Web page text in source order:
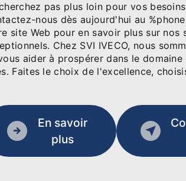
pas plus loin pour vos
nous dès aujourd'hui au
site Web pour en savoir plus sur nos
Chez SVI IVECO, nous
aider à prospérer dans le domaine
Faites le choix de l'excellence,
En savoir
plus